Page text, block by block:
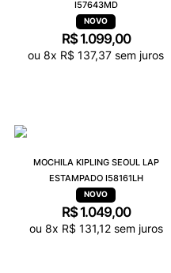
I57643MD
R$ 1.099,00
ou 8x R$ 137,37 sem juros
MOCHILA KIPLING SEOUL LAP
ESTAMPADO I58161LH
R$ 1.049,00
ou 8x R$ 131,12sem juros